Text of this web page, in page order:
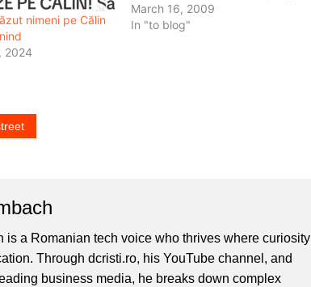
nimeni pe Călin
2024
intrare, acolo unde mai erau si alte
locuri de parcare libere. Drept
March 16, 2009
In "to blog"
is a Romanian tech voice who thrives where curiosity
Through dcristi.ro, his YouTube channel, and
business media, he breaks down complex